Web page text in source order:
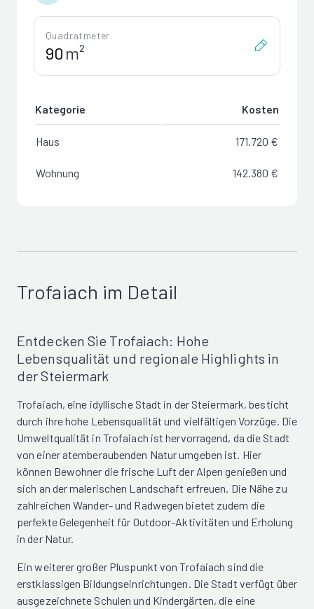
Quadratmeter
m²
Kategorie Kosten
Haus 171.720 €
Wohnung 142.380 €
Trofaiach im Detail
Entdecken Sie Trofaiach: Hohe
Lebensqualität und regionale Highlights in
der Steiermark
Trofaiach, eine idyllische Stadt in der Steiermark, besticht
durch ihre hohe Lebensqualität und vielfältigen Vorzüge. Die
Umweltqualität in Trofaiach ist hervorragend, da die Stadt
von einer atemberaubenden Natur umgeben ist. Hier
können Bewohner die frische Luft der Alpen genießen und
sich an der malerischen Landschaft erfreuen. Die Nähe zu
zahlreichen Wander- und Radwegen bietet zudem die
perfekte Gelegenheit für Outdoor-Aktivitäten und Erholung
in der Natur.
Ein weiterer großer Pluspunkt von Trofaiach sind die
erstklassigen Bildungseinrichtungen. Die Stadt verfügt über
ausgezeichnete Schulen und Kindergärten, die eine